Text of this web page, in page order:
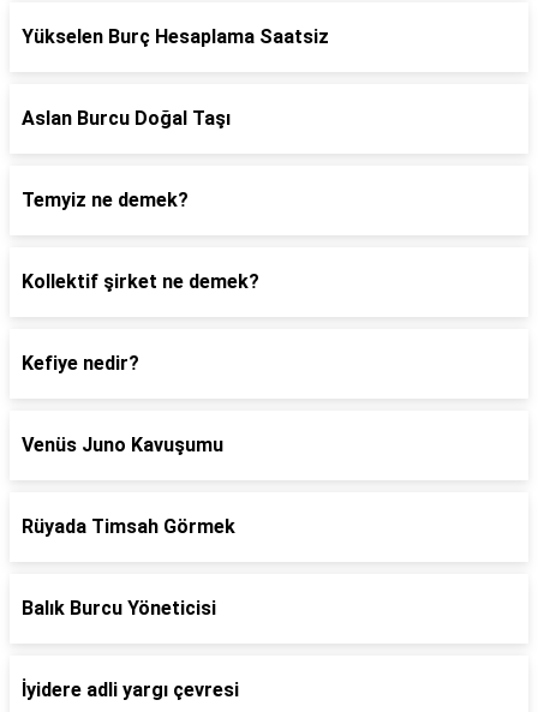
Yükselen Burç Hesaplama Saatsiz
Aslan Burcu Doğal Taşı
Temyiz ne demek?
Kollektif şirket ne demek?
Kefiye nedir?
Venüs Juno Kavuşumu
Rüyada Timsah Görmek
Balık Burcu Yöneticisi
İyidere adli yargı çevresi